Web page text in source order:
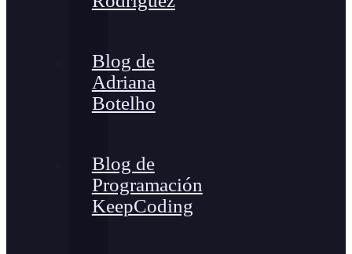
Blog de
Adriana
Botelho
Blog de
Programación
KeepCoding